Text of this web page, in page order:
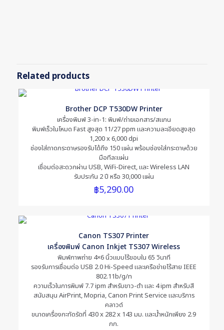
Brother BTD6000BK สีดำ”
Your email address will not be published. Required fields are
Save my name, email, and website in this browser for the
next time I comment.
Related products
Brother DCP T530DW Printer
เครื่องพิมพ์ 3-in-1: พิมพ์/ถ่ายเอกสาร/สแกน
พิมพ์เร็วในโหมด Fast สูงสุด 11/27 ppm และความละเอียดสูงสุด
1,200 x 6,000 dpi
ช่องใส่ถาดกระดาษรองรับได้ถึง 150 แผ่น พร้อมช่องใส่กระดาษด้วย
มือทีละแผ่น
เชื่อมต่อสะดวกผ่าน USB, WiFi-Direct, และ Wireless LAN
รับประกัน 2 ปี หรือ 30,000 แผ่น
฿5,290.00
Canon TS307 Printer
เครื่องพิมพ์ Canon Inkjet TS307 Wireless
พิมพ์ภาพถ่าย 4×6 นิ้วแบบไร้ขอบใน 65 วินาที
รองรับการเชื่อมต่อ USB 2.0 Hi-Speed และเครือข่ายไร้สาย IEEE
802.11b/g/n
ความเร็วในการพิมพ์ 7.7 ipm สำหรับขาว-ดำ และ 4 ipm สำหรับสี
สนับสนุน AirPrint, Mopria, Canon Print Service และบริการ
คลาวด์
ขนาดเครื่องกะทัดรัดที่ 430 x 282 x 143 มม. และน้ำหนักเพียง 2.9
กก.